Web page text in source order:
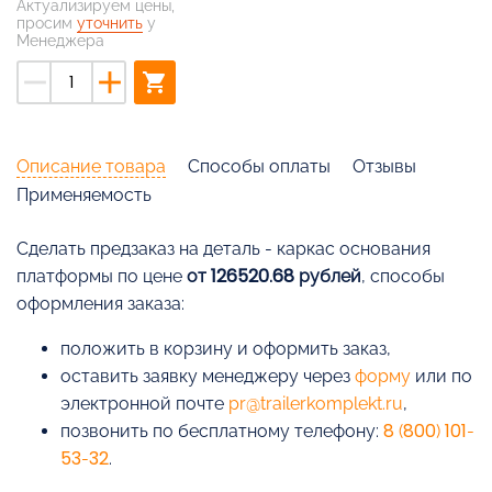
Актуализируем цены,
просим уточнить у
Менеджера
remove add shopping_cart
Описание товара Способы оплаты
Отзывы
Применяемость
Cделать предзаказ на деталь - каркас основания
платформы по цене от 126520.68 рублей, способы
оформления заказа:
положить в корзину и оформить заказ,
оставить заявку менеджеру через форму или по
электронной почте pr@trailerkomplekt.ru,
позвонить по бесплатному телефону: 8 (800) 101-
53-32.